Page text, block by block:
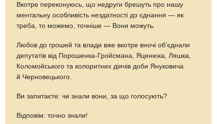
Вкотре переконуюсь, що недруги брешуть про нашу
ментальну особливість нездатності до єднання — як
треба, то можемо, точніше — Вони можуть.
Любов до грошей та влади вже вкотре вночі обʼєднали
депутатів від Порошенка-Гройсмана, Яценюка, Ляшка,
Коломойського та колоритних діячів доби Януковича
й Черновецького.
Ви запитаєте: чи знали вони, за що голосують?
Відповім: точно знали!